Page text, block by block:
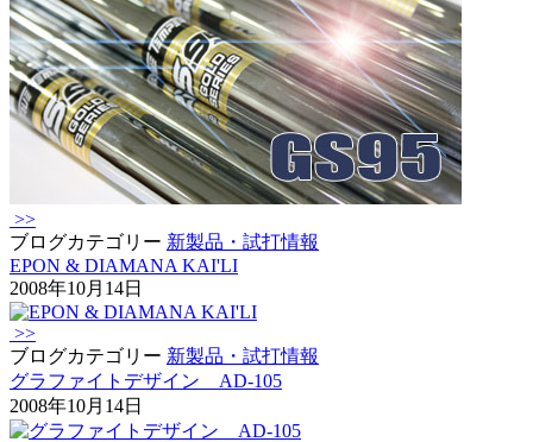
>>
ブログカテゴリー 新製品・試打情報
EPON & DIAMANA KAI'LI
2008年10月14日
>>
ブログカテゴリー 新製品・試打情報
グラファイトデザイン AD-105
2008年10月14日